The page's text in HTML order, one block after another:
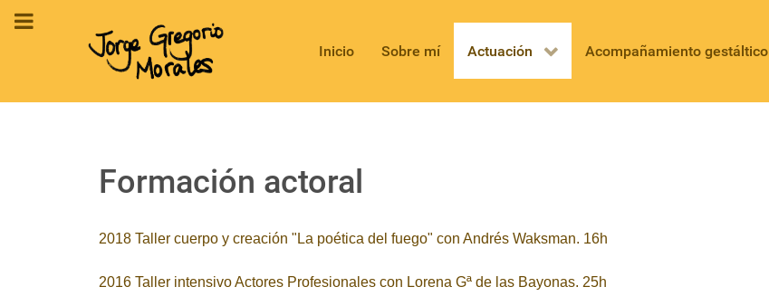
Inicio Sobre mí Actuación Acompañamiento gestáltico
Formación actoral
2018 Taller cuerpo y creación "La poética del fuego" con Andrés Waksman. 16h
2016 Taller intensivo Actores Profesionales con Lorena Gª de las Bayonas. 25h